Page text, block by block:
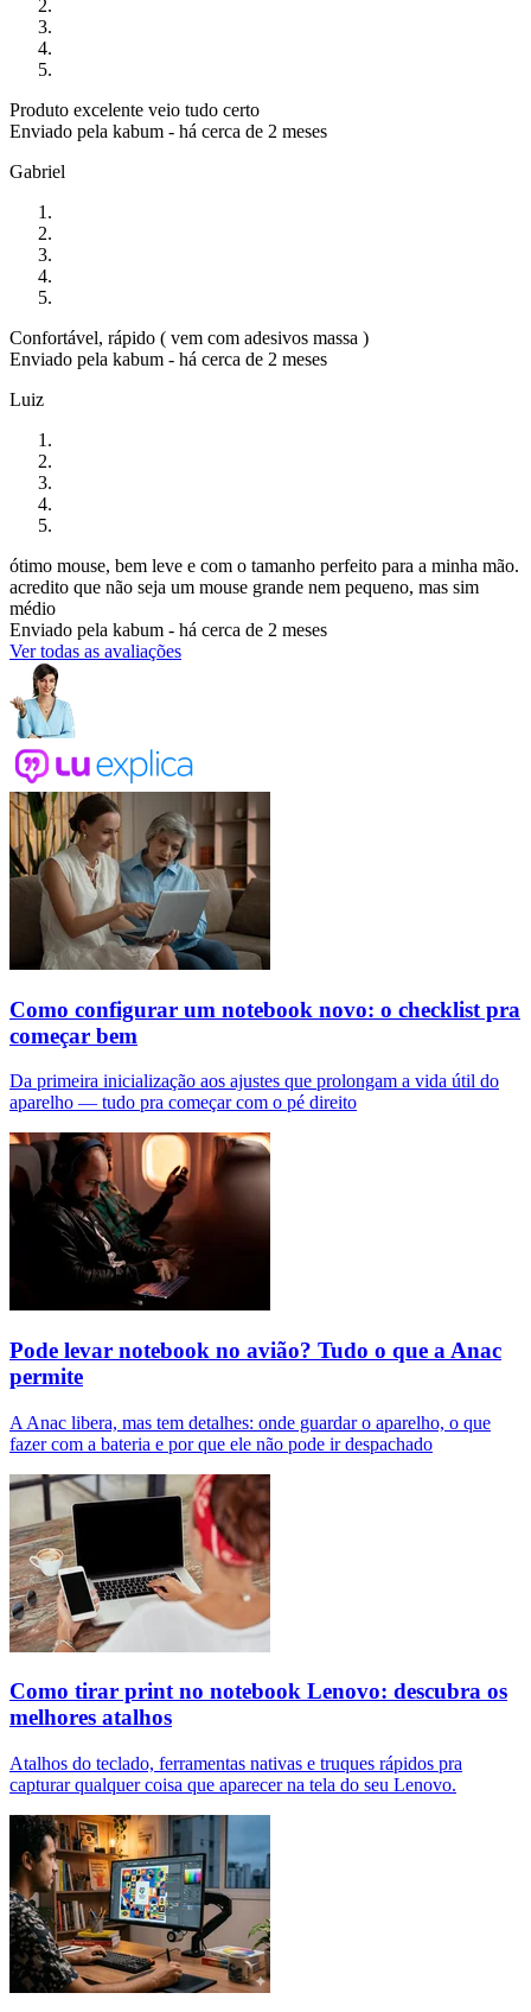
Produto excelente veio tudo certo
Enviado pela kabum - há cerca de 2 meses
Gabriel
Confortável, rápido ( vem com adesivos massa )
Enviado pela kabum - há cerca de 2 meses
Luiz
ótimo mouse, bem leve e com o tamanho perfeito para a minha mão.
acredito que não seja um mouse grande nem pequeno, mas sim
médio
Enviado pela kabum - há cerca de 2 meses
Ver todas as avaliações
Como configurar um notebook novo: o checklist pra
começar bem
Da primeira inicialização aos ajustes que prolongam a vida útil do
aparelho — tudo pra começar com o pé direito
Pode levar notebook no avião? Tudo o que a Anac
permite
A Anac libera, mas tem detalhes: onde guardar o aparelho, o que
fazer com a bateria e por que ele não pode ir despachado
Como tirar print no notebook Lenovo: descubra os
melhores atalhos
Atalhos do teclado, ferramentas nativas e truques rápidos pra
capturar qualquer coisa que aparecer na tela do seu Lenovo.